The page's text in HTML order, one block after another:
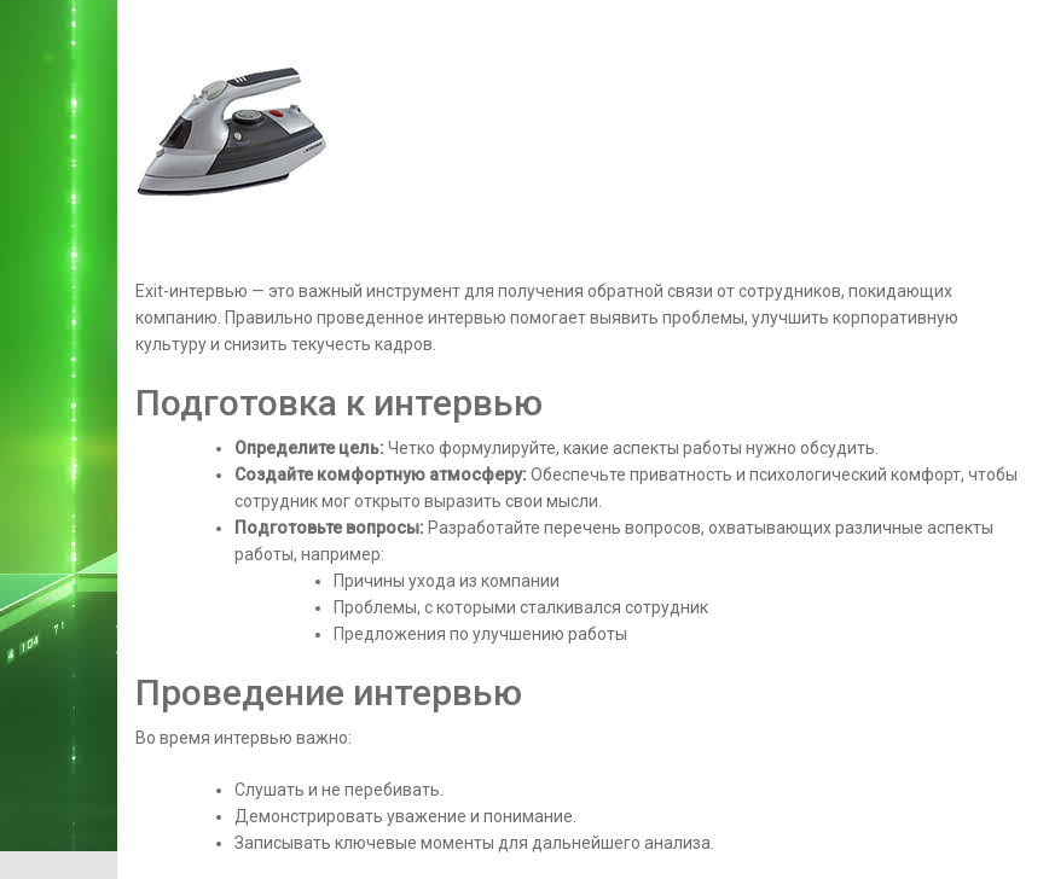
Exit-интервью — это важный инструмент для получения обратной связи от сотрудников, покидающих
компанию. Правильно проведенное интервью помогает выявить проблемы, улучшить корпоративную
культуру и снизить текучесть кадров.
Подготовка к интервью
Определите цель: Четко формулируйте, какие аспекты работы нужно обсудить.
Создайте комфортную атмосферу: Обеспечьте приватность и психологический комфорт, чтобы
сотрудник мог открыто выразить свои мысли.
Подготовьте вопросы: Разработайте перечень вопросов, охватывающих различные аспекты
работы, например:
Причины ухода из компании
Проблемы, с которыми сталкивался сотрудник
Предложения по улучшению работы
Проведение интервью
Во время интервью важно:
Слушать и не перебивать.
Демонстрировать уважение и понимание.
Записывать ключевые моменты для дальнейшего анализа.